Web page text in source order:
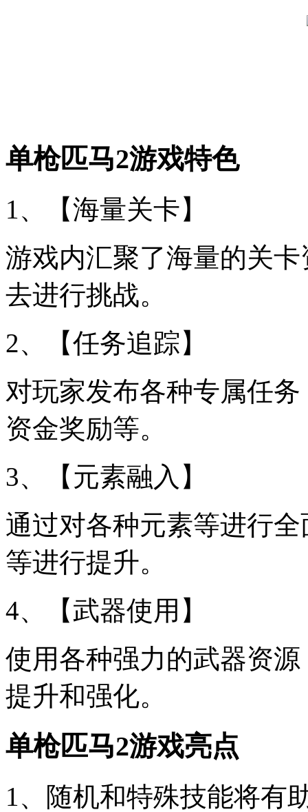
单枪匹马2游戏特色
1、【海量关卡】
游戏内汇聚了海量的关
去进行挑战。
2、【任务追踪】
对玩家发布各种专属任
资金奖励等。
3、【元素融入】
通过对各种元素等进行
等进行提升。
4、【武器使用】
使用各种强力的武器资
提升和强化。
单枪匹马2游戏亮点
1、随机和特殊技能将有